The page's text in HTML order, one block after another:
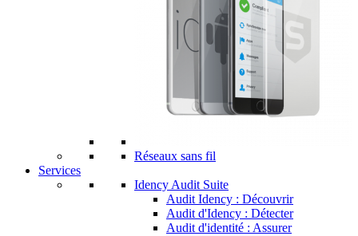
Réseaux sans fil
Services
Idency Audit Suite
Audit Idency : Découvrir
Audit d'Idency : Détecter
Audit d'identité : Assurer